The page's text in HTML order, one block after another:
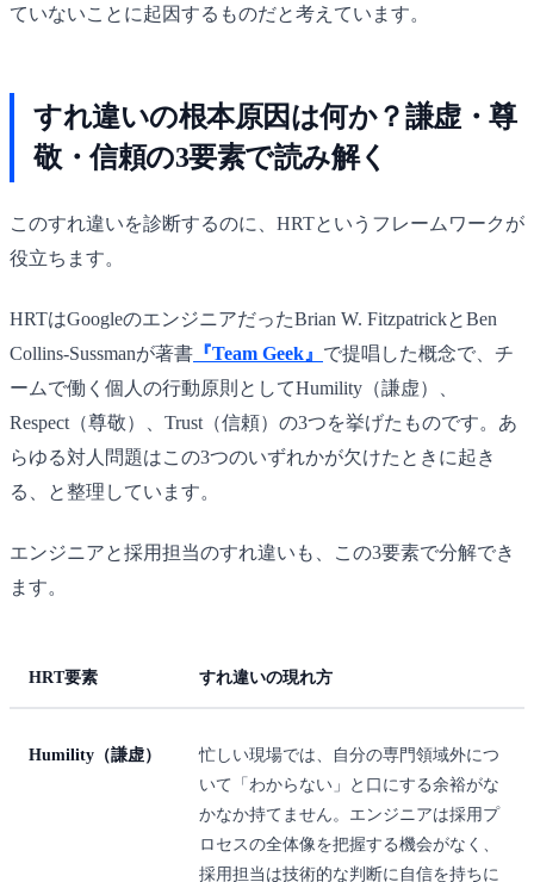
ていないことに起因するものだと考えています。
すれ違いの根本原因は何か？謙虚・尊
敬・信頼の3要素で読み解く
このすれ違いを診断するのに、HRTというフレームワークが
役立ちます。
HRTはGoogleのエンジニアだったBrian W. FitzpatrickとBen
Collins-Sussmanが著書 『Team Geek』 で提唱した概念で、チ
ームで働く個人の行動原則としてHumility（謙虚）、
Respect（尊敬）、Trust（信頼）の3つを挙げたものです。あ
らゆる対人問題はこの3つのいずれかが欠けたときに起き
る、と整理しています。
エンジニアと採用担当のすれ違いも、この3要素で分解でき
ます。
HRT要素 すれ違いの現れ方
Humility（謙虚）
忙しい現場では、自分の専門領域外につ
いて「わからない」と口にする余裕がな
かなか持てません。エンジニアは採用プ
ロセスの全体像を把握する機会がなく、
採用担当は技術的な判断に自信を持ちに